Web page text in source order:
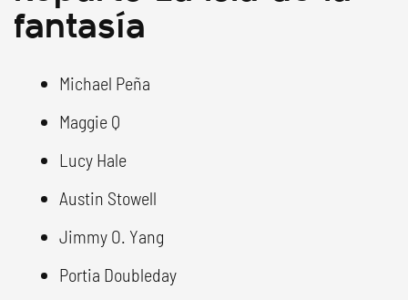
fantasía
Michael Peña
Maggie Q
Lucy Hale
Austin Stowell
Jimmy O. Yang
Portia Doubleday